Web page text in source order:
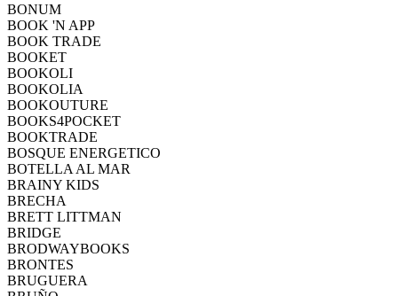
BONUM
BOOK 'N APP
BOOK TRADE
BOOKET
BOOKOLI
BOOKOLIA
BOOKOUTURE
BOOKS4POCKET
BOOKTRADE
BOSQUE ENERGETICO
BOTELLA AL MAR
BRAINY KIDS
BRECHA
BRETT LITTMAN
BRIDGE
BRODWAYBOOKS
BRONTES
BRUGUERA